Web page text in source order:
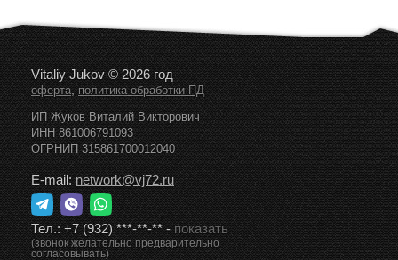
Vitaliy Jukov © 2026 год
оферта,политика обработки ПД
ИП Жуков Виталий Викторович
ИНН 861006791093
ОГРНИП 315861700012040
E-mail:network@vj72.ru
Тел.:+7 (932) ***-**-**-показать
(звонок желательно предварительно
согласовывать)